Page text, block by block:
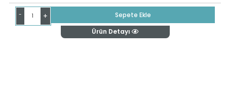
- +
Sepete Ekle
Ürün Detayı